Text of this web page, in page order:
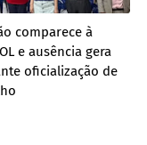
comparece à
e ausência gera
oficialização de